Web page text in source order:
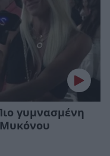
γυμνασμένη